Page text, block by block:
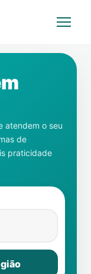
atendem o seu
de
praticidade